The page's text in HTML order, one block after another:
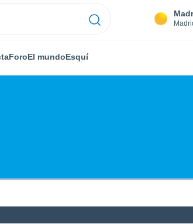
ForoEl mundoEsquí